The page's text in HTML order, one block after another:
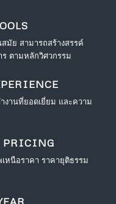
มัย สามารถสร้างสรรค์
ตามหลักวิศวกรรม
งานที่ยอดเยี่ยม และความ
PRICING
นือราคา ราคายุติธรรม